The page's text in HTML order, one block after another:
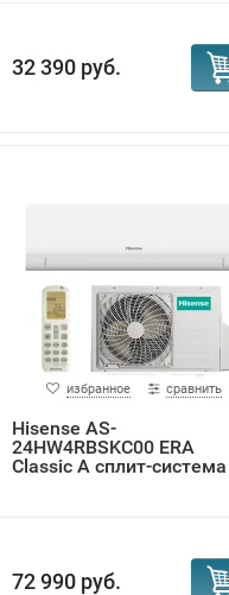
32 390 руб.
избранное сравнить
Hisense AS-
24HW4RBSKC00 ERA
Classic A сплит-система
72 990 руб.